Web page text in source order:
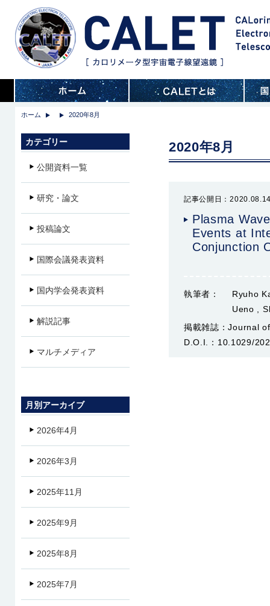
ホーム 2020年8月
2020年8月
記事公開日：
Plasma
Events at
Conjunction
執筆者：
Ryuho
Ueno ,
掲載雑誌：Journal
D.O.I.： 10.1029/
カテゴリー
公開資料一覧
研究・論文
投稿論文
国際会議発表資料
国内学会発表資料
解説記事
マルチメディア
月別アーカイブ
2026年4月
2026年3月
2025年11月
2025年9月
2025年8月
2025年7月